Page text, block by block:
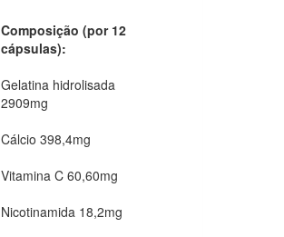
Composição (por 12
cápsulas):
Gelatina hidrolisada
2909mg
Cálcio 398,4mg
Vitamina C 60,60mg
Nicotinamida 18,2mg